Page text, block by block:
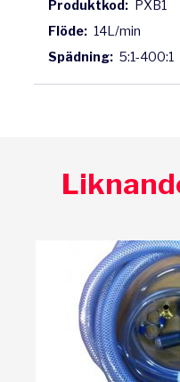
Produktkod:
PXB1
Flöde: 14L/min
Spädning: 5:1-400:1